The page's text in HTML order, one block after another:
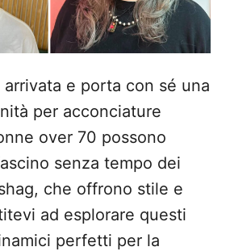
arrivata e porta con sé una
per acconciature
over 70 possono
senza tempo dei
che offrono stile e
ad esplorare questi
perfetti per la